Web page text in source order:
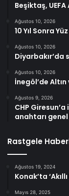
Beşiktaş,
Ağustos 10, 2026
10 Yıl Sonra
Ağustos 10, 2026
Diyarbakır’da
Ağustos 10, 2026
İnegöl’de
Ağustos 9, 2026
CHP
anahtarı
Rastgele
Ağustos 19, 2024
Konak’ta
Mayıs 28, 2025